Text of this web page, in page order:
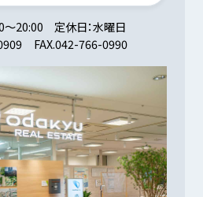
～20:00 定休日 水曜日
FAX.042-766-0990